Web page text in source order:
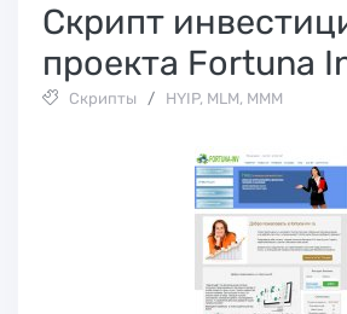
Скрипт
проекта Fortuna
Скрипты / HYIP, MLM, МММ